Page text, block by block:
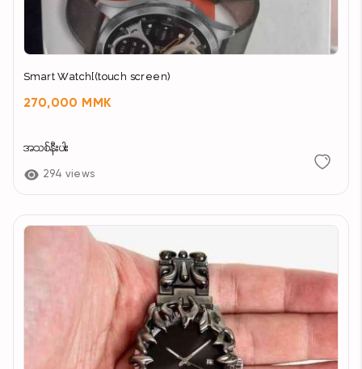
Smart Watch[(touch screen)
270,000 MMK
အသစ်နီးပါး
294 views